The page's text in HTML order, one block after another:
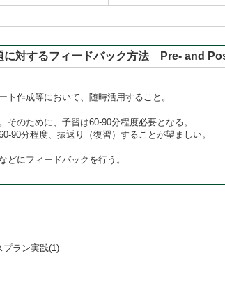
に対するフィードバック方法 Pre- and
ト作成等において、随時活用すること。
のために、予習は60-90分程度必要となる。
90分程度、振返り（復習）することが望ましい。
どにフィードバックを行う。
プラン実践(1)